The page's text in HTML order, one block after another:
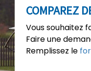
COMPAREZ
Vous souhaitez
Faire une
Remplissez le